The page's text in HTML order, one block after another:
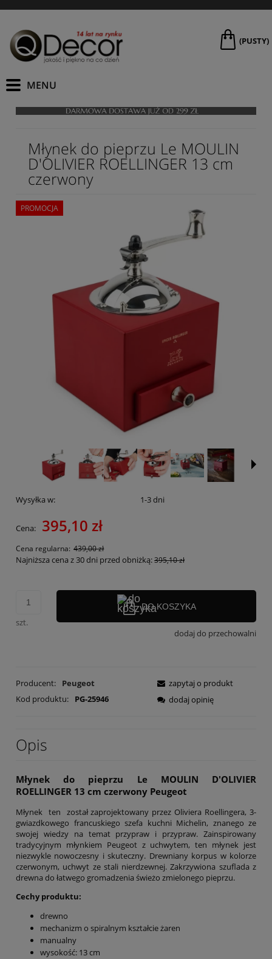
(PUSTY)
Młynek do pieprzu Le MOULIN
D'OLIVIER ROELLINGER 13 cm
czerwony
PROMOCJA
Wysyłka w: 1-3 dni
Cena: 395,10 zł
Cena regularna: 439,00 zł
Najniższa cena z 30 dni przed obniżką:395,10 zł
szt.
DO KOSZYKA
dodaj do przechowalni
Producent:
Peugeot
Kod produktu:
PG-25946
zapytaj o produkt
dodaj opinię
Opis
Młynek do pieprzu Le MOULIN D'OLIVIER
ROELLINGER 13 cm czerwony Peugeot
Młynek ten został zaprojektowany przez Oliviera Roellingera, 3-
gwiazdkowego francuskiego szefa kuchni Michelin, znanego ze
swojej wiedzy na temat przypraw i przypraw. Zainspirowany
tradycyjnym młynkiem Peugeot z uchwytem, ten młynek jest
niezwykle nowoczesny i skuteczny. Drewniany korpus w kolorze
czerwonym, uchwyt ze stali nierdzewnej. Zakrzywiona szuflada z
drewna do łatwego gromadzenia świeżo zmielonego pieprzu.
Cechy produktu:
drewno
mechanizm o spiralnym kształcie żaren
manualny
wysokość: 13 cm